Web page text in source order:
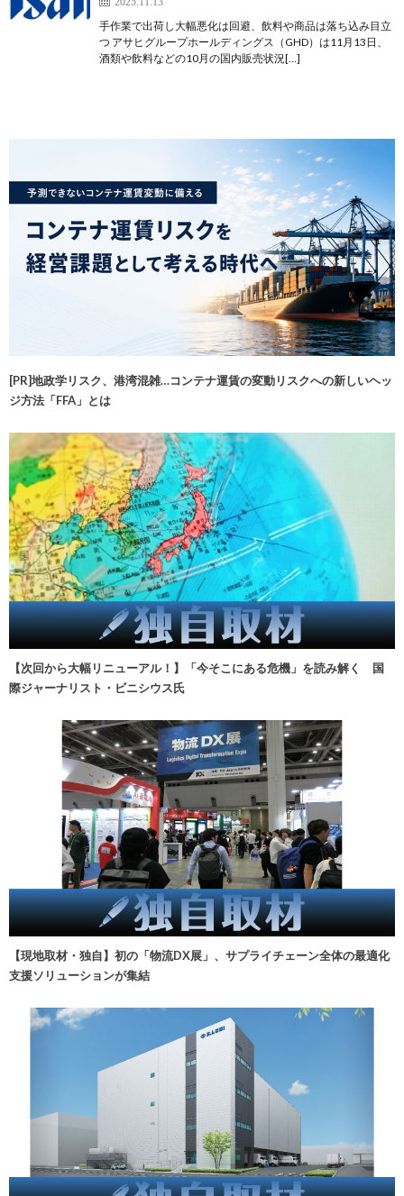
手作業で出荷し大幅悪化は回避、飲料や商品は落ち込み目立
つ アサヒグループホールディングス（GHD）は11月13日、
酒類や飲料などの10月の国内販売状況[…]
[PR]地政学リスク、港湾混雑…コンテナ運賃の変動リスクへの新しいヘッ
ジ方法「FFA」とは
【次回から大幅リニューアル！】「今そこにある危機」を読み解く 国
際ジャーナリスト・ビニシウス氏
【現地取材・独自】初の「物流DX展」、サプライチェーン全体の最適化
支援ソリューションが集結